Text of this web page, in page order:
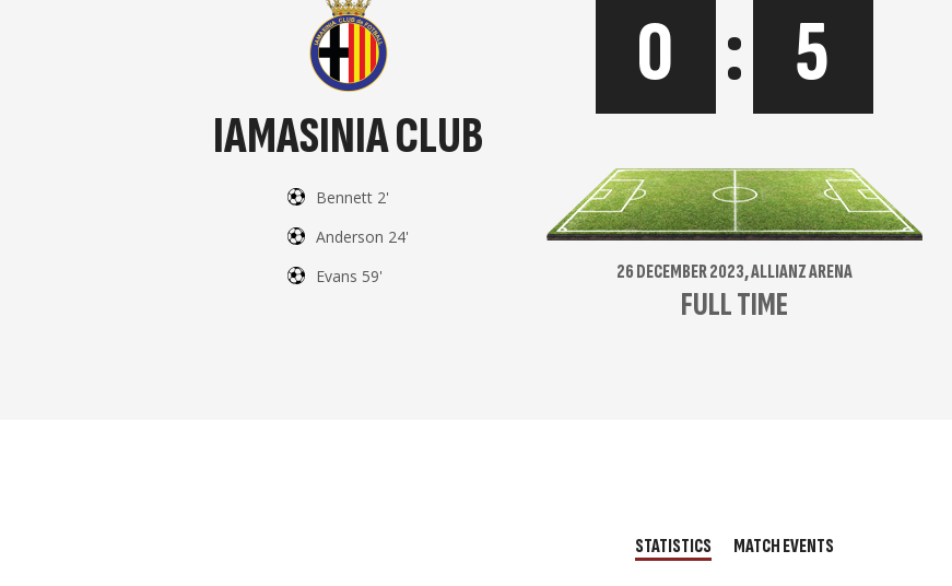
IAMASINIA CLUB
Bennett 2'
Anderson 24'
Evans 59'
0 : 5
26 DECEMBER 2023, ALLIANZ ARENA
FULL TIME
STATISTICS MATCH EVENTS